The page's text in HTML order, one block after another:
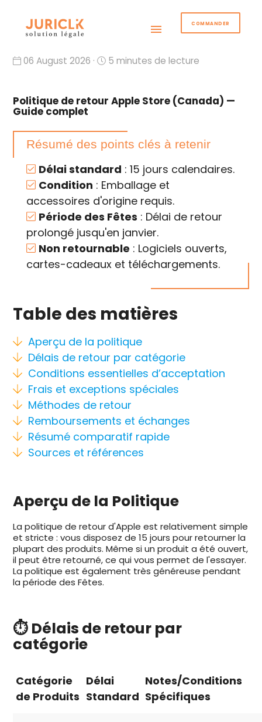
menu COMMANDER
06 August 2026 · 5 minutes de lecture
Politique de retour Apple Store (Canada) —
Guide complet
Résumé des points clés à retenir
Délai standard : 15 jours calendaires.
Condition : Emballage et
accessoires d'origine requis.
Période des Fêtes : Délai de retour
prolongé jusqu'en janvier.
Non retournable : Logiciels ouverts,
cartes-cadeaux et téléchargements.
Table des matières
Aperçu de la politique
Délais de retour par catégorie
Conditions essentielles d’acceptation
Frais et exceptions spéciales
Méthodes de retour
Remboursements et échanges
Résumé comparatif rapide
Sources et références
Aperçu de la Politique
La politique de retour d'Apple est relativement simple
et stricte : vous disposez de 15 jours pour retourner la
plupart des produits. Même si un produit a été ouvert,
il peut être retourné, ce qui vous permet de l'essayer.
La politique est également très généreuse pendant
la période des Fêtes.
⏱️ Délais de retour par
catégorie
Catégorie
de Produits
Délai
Standard
Notes/Conditions
Spécifiques